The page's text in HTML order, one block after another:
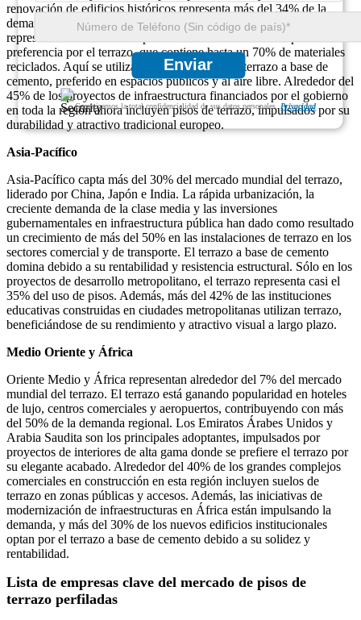
Enviar
Garantizamos la total confidencialidad de sus datos personales. Privacidad
renovación de edificios históricos representa más del 34% de la
demanda de terrazo, mientras que los nuevos desarrollos comerciales
representan otro 30%. Las prácticas de sostenibilidad impulsan la
preferencia por el terrazo, que contiene hasta un 70% de materiales
reciclados. Aquí se utiliza más comúnmente el terrazo a base de
cemento, preferido en espacios públicos y al aire libre. Alrededor del
45% de los proyectos de infraestructura financiados por el gobierno
en toda la región ahora incluyen pisos de terrazo, impulsados ​​por su
durabilidad y atractivo tradicional europeo.
Asia-Pacífico
Asia-Pacífico capta más del 30% del mercado mundial del terrazo,
liderado por China, Japón e India. La rápida urbanización, la
creciente demanda de la clase media y las inversiones
gubernamentales en infraestructura pública han dado como resultado
un crecimiento de más del 50% en las instalaciones de terrazo en los
sectores comercial y de transporte. El terrazo a base de cemento
domina debido a su rentabilidad y resistencia estructural. Sólo en los
proyectos de desarrollo metropolitano, el terrazo representa casi el
35% del uso de pisos. Además, más del 42% de las instituciones
educativas construidas en ciudades metropolitanas utilizan terrazo,
beneficiándose de su rendimiento y atractivo visual a largo plazo.
Medio Oriente y África
Oriente Medio y África representan alrededor del 7% del mercado
mundial del terrazo. El terrazo está ganando popularidad en hoteles
de lujo, centros comerciales y aeropuertos, contribuyendo con más
del 50% de la demanda regional. Los Emiratos Árabes Unidos y
Arabia Saudita son los principales adoptantes, impulsados ​​por
proyectos de interiores de alta gama donde se prefiere el terrazo por
su elegante acabado. Alrededor del 40% de los grandes complejos
comerciales en construcción en esta región incluyen suelos de
terrazo en zonas públicas y accesos. Además, las iniciativas de
modernización de infraestructuras en África están impulsando la
demanda, y más del 30% de los nuevos edificios institucionales
optan por el terrazo a base de cemento debido a su solidez y
rentabilidad.
Lista de empresas clave del mercado de pisos de
terrazo perfiladas